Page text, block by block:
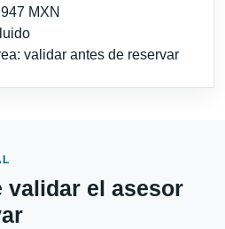
MXN
validar antes de reservar
validar el asesor